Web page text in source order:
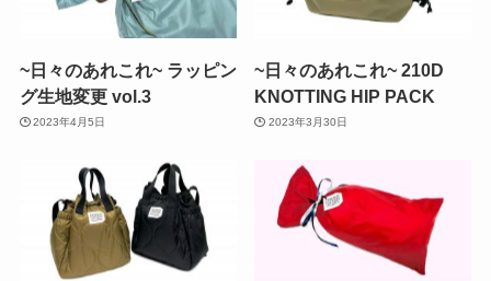
~日々のあれこれ~ ラッピン
グ生地変更 vol.3
2023年4月5日
~日々のあれこれ~ 210D
KNOTTING HIP PACK
2023年3月30日